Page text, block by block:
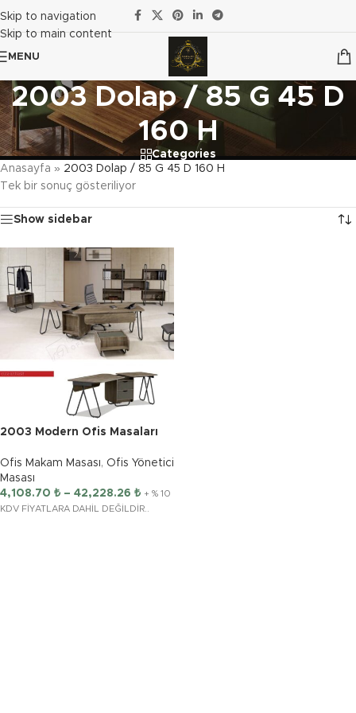
Skip to navigation
Skip to main content
MENU
2003 Dolap / 85 G 45 D
160 H
Categories
Anasayfa » 2003 Dolap / 85 G 45 D 160 H
Tek bir sonuç gösteriliyor
Show sidebar
2003 Modern Ofis Masaları
Ofis Makam Masası, Ofis Yönetici
Masası
4,108.70 ₺ – 42,228.26 ₺ + % 10
KDV FİYATLARA DAHİL DEĞİLDİR..